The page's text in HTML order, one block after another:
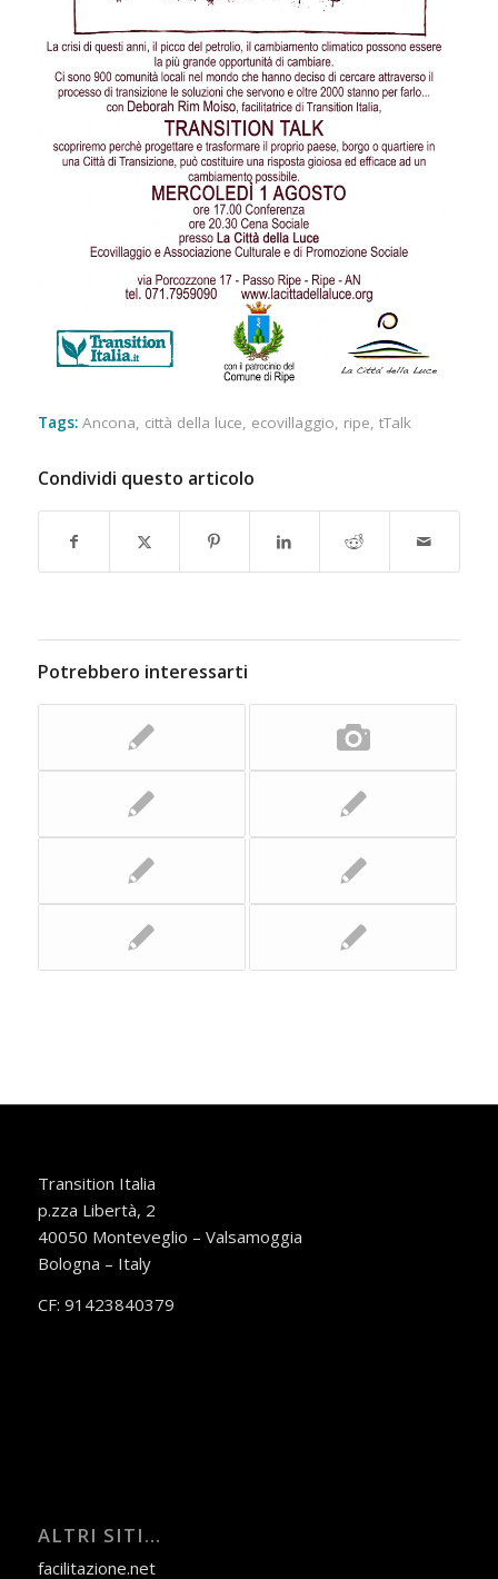
Tags: Ancona, città della luce, ecovillaggio, ripe, tTalk
Condividi questo articolo
Potrebbero interessarti
Transition Italia
p.zza Libertà, 2
40050 Monteveglio – Valsamoggia
Bologna – Italy
CF: 91423840379
ALTRI SITI…
facilitazione.net